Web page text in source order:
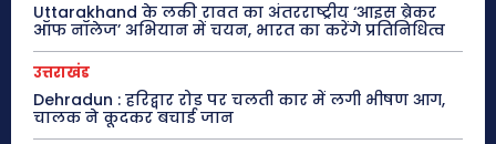
Uttarakhand के लकी रावत का अंतरराष्ट्रीय ‘आइस ब्रेकर
ऑफ नॉलेज’ अभियान में चयन, भारत का करेंगे प्रतिनिधित्व
उत्तराखंड
Dehradun : हरिद्वार रोड पर चलती कार में लगी भीषण आग,
चालक ने कूदकर बचाई जान